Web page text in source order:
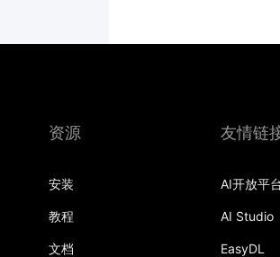
资源
安装
教程
文档
友情链
AI开放平
AI Studio
EasyDL